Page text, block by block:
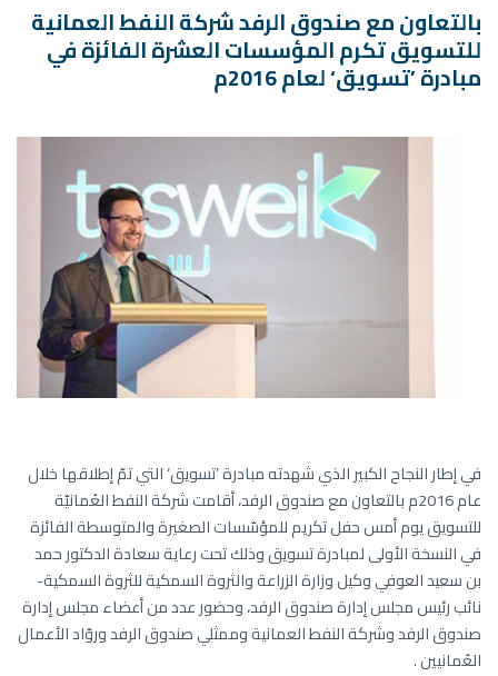
بالتعاون مع صندوق الرفد شركة النفط العمانية
للتسويق تكرم المؤسسات العشرة الفائزة في
مبادرة ’تسويق‘ لعام 2016م
في إطار النجاح الكبير الذي شهدته مبادرة ’تسويق‘ التي تمّ إطلاقها خلال
عام 2016م بالتعاون مع صندوق الرفد، أقامت شركة النفط العُمانيّة
للتسويق يوم أمس حفل تكريم للمؤسّسات الصغيرة والمتوسطة الفائزة
في النسخة الأولى لمبادرة تسويق وذلك تحت رعاية سعادة الدكتور حمد
بن سعيد العوفي وكيل وزارة الزراعة والثروة السمكية للثروة السمكية-
نائب رئيس مجلس إدارة صندوق الرفد، وحضور عدد من أعضاء مجلس إدارة
صندوق الرفد وشركة النفط العمانية وممثلي صندوق الرفد وروّاد الأعمال
العُمانيين .